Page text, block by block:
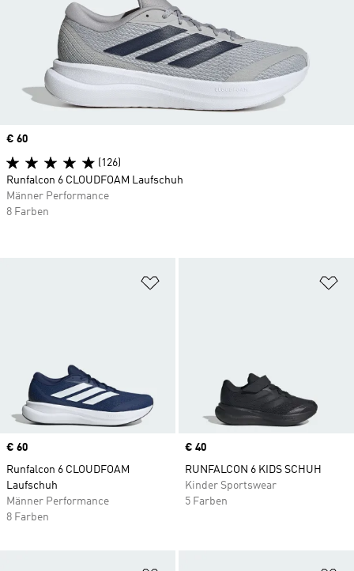
Price
€ 60
Runfalcon 6 CLOUDFOAM
Laufschuh
Männer Performance
8 Farben
Price
€ 40
RUNFALCON 6 KIDS SCHUH
Kinder Sportswear
5 Farben
Price
€ 60
(126)
Runfalcon 6 CLOUDFOAM Laufschuh
Männer Performance
8 Farben